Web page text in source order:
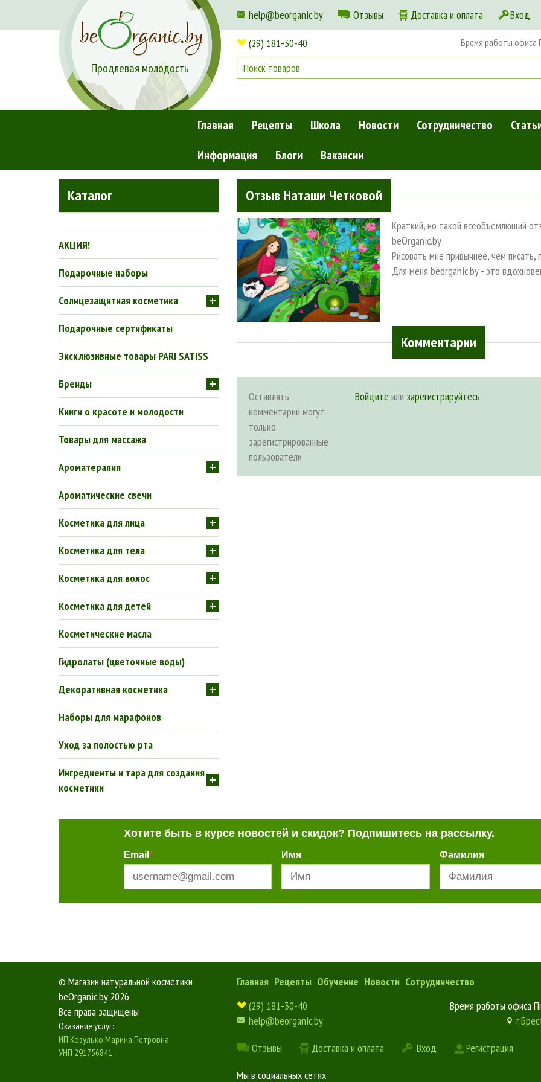
help@beorganic.by Отзывы Доставка и оплата Вход
Продлевая молодость
(29) 181-30-40 Время работы офиса
Главная Рецепты Школа Новости Сотрудничество
Информация
Блоги Вакансии
Отзыв Наташи Четковой
Каталог
АКЦИЯ!
Подарочные наборы
Солнцезащитная косметика
Подарочные сертификаты
Эксклюзивные товары PARI SATISS
Бренды
Книги о красоте и молодости
Товары для массажа
Ароматерапия
Ароматические свечи
Косметика для лица
Косметика для тела
Косметика для волос
Косметика для детей
Косметические масла
Гидролаты (цветочные воды)
Декоративная косметика
Наборы для марафонов
Уход за полостью рта
Ингредиенты и тара для создания
косметики
Отзыв Наташи Четковой
Краткий, но такой всеобъемлющий
beOrganic.by
Рисовать мне привычнее, чем
Для меня beorganic.by - это
Комментарии
Оставлять
комментарии могут
только
зарегистрированные
пользователи
Войдите или зарегистрируйтесь
Хотите быть в курсе новостей и скидок? Подпишитесь на рассылку.
Email * Имя Фамилия
© Магазин натуральной косметики
beOrganic.by2026
Все права защищены
Оказание услуг:
ИП Козулько Марина Петровна
УНП 291756841
Главная Рецепты Обучение Новости Сотрудничество
(29) 181-30-40
Время работы офиса
help@beorganic.by
Отзывы
Доставка и оплата Вход
Регистрация
Мы в социальных сетях